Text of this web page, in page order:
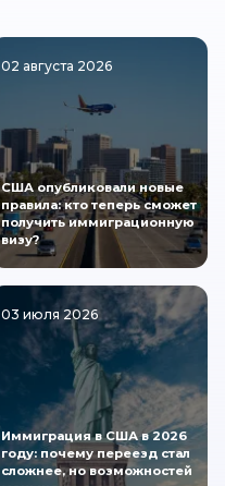
02 августа 2026
США опубликовали новые
правила: кто теперь сможет
получить иммиграционную
визу?
03 июля 2026
Иммиграция в США в 2026
году: почему переезд стал
сложнее, но возможностей